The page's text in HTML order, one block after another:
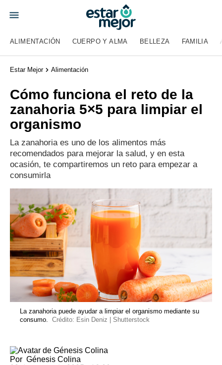
ALIMENTACIÓN CUERPO Y ALMA BELLEZA FAMILIA
Estar Mejor Alimentación
Cómo funciona el reto de la
zanahoria 5×5 para limpiar el
organismo
La zanahoria es uno de los alimentos más
recomendados para mejorar la salud, y en esta
ocasión, te compartiremos un reto para empezar a
consumirla
La zanahoria puede ayudar a limpiar el organismo mediante su
consumo. Crédito: Esin Deniz | Shutterstock
Por Génesis Colina